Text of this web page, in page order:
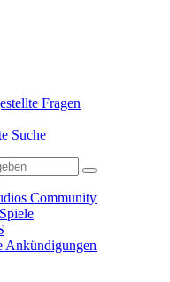
Fragen
Suche
Community
Ankündigungen